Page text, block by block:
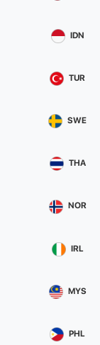
IDN
TUR
SWE
THA
NOR
IRL
MYS
PHL